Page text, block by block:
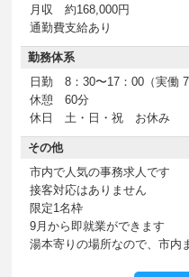
月収 約168,000円
通勤費支給あり
勤務体系
日勤 8：30〜17：00（実働
休憩 60分
休日 土・日・祝 お休み
その他
市内で人気の事務求人です
接客対応はありません
限定1名枠
9月から即就業ができます
湯本寄りの場所なので、市内